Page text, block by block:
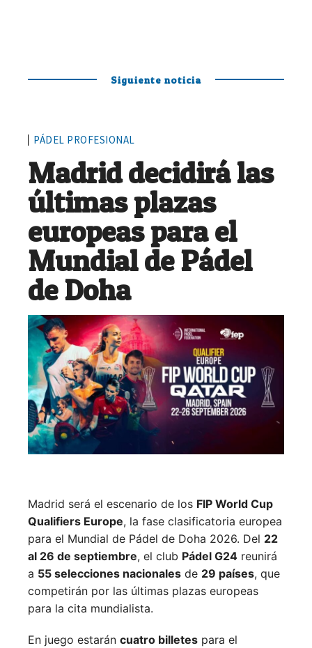
Siguiente noticia
PÁDEL PROFESIONAL
Madrid decidirá las
últimas plazas
europeas para el
Mundial de Pádel
de Doha
Madrid será el escenario de los FIP World Cup
Qualifiers Europe, la fase clasificatoria europea
para el Mundial de Pádel de Doha 2026. Del 22
al 26 de septiembre, el club Pádel G24 reunirá
a 55 selecciones nacionales de 29 países, que
competirán por las últimas plazas europeas
para la cita mundialista.
En juego estarán cuatro billetes para el